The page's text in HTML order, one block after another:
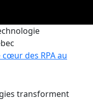
des RPA au
transforment